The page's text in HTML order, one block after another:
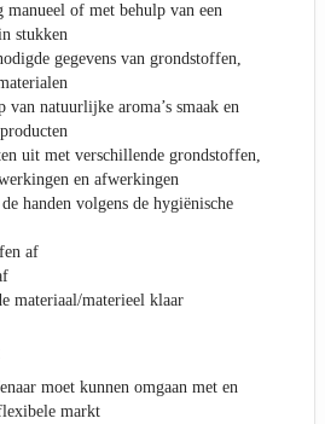
manueel of met behulp van een
stukken
gegevens van grondstoffen,
van natuurlijke aroma’s smaak en
uit met verschillende grondstoffen,
en afwerkingen
handen volgens de hygiënische
af
materiaal/materieel klaar
moet kunnen omgaan met en
markt